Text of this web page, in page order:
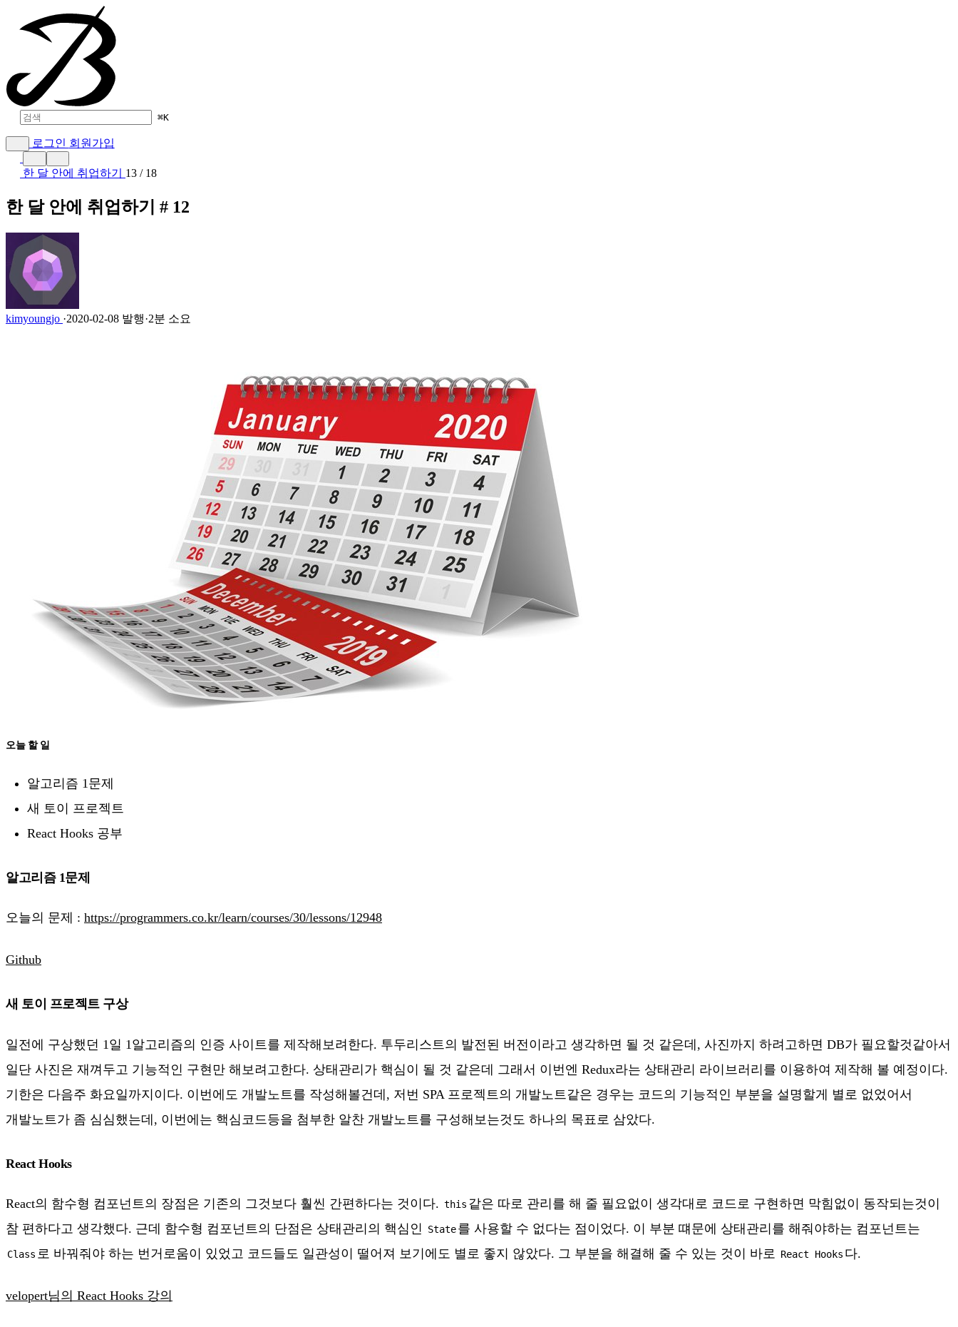
⌘K
로그인 회원가입
한 달 안에 취업하기 13 / 18
한 달 안에 취업하기 # 12
kimyoungjo ·2020-02-08 발행·2분 소요
오늘 할 일
알고리즘 1문제
새 토이 프로젝트
React Hooks 공부
알고리즘 1문제
오늘의 문제 : https://programmers.co.kr/learn/courses/30/lessons/12948
Github
새 토이 프로젝트 구상
일전에 구상했던 1일 1알고리즘의 인증 사이트를 제작해보려한다. 투두리스트의 발전된 버전이라고 생각하면 될 것 같은데, 사진까지 하려고하면 DB가 필요할것같아서
일단 사진은 재껴두고 기능적인 구현만 해보려고한다. 상태관리가 핵심이 될 것 같은데 그래서 이번엔 Redux라는 상태관리 라이브러리를 이용하여 제작해 볼 예정이다.
기한은 다음주 화요일까지이다. 이번에도 개발노트를 작성해볼건데, 저번 SPA 프로젝트의 개발노트같은 경우는 코드의 기능적인 부분을 설명할게 별로 없었어서
개발노트가 좀 심심했는데, 이번에는 핵심코드등을 첨부한 알찬 개발노트를 구성해보는것도 하나의 목표로 삼았다.
React Hooks
React의 함수형 컴포넌트의 장점은 기존의 그것보다 훨씬 간편하다는 것이다. this 같은 따로 관리를 해 줄 필요없이 생각대로 코드로 구현하면 막힘없이 동작되는것이
참 편하다고 생각했다. 근데 함수형 컴포넌트의 단점은 상태관리의 핵심인
State를 사용할 수 없다는 점이었다. 이 부분 떄문에 상태관리를 해줘야하는 컴포넌트는
Class 로 바꿔줘야 하는 번거로움이 있었고 코드들도 일관성이 떨어져 보기에도 별로 좋지 않았다. 그 부분을 해결해 줄 수 있는 것이 바로 React Hooks 다.
velopert님의 React Hooks 강의